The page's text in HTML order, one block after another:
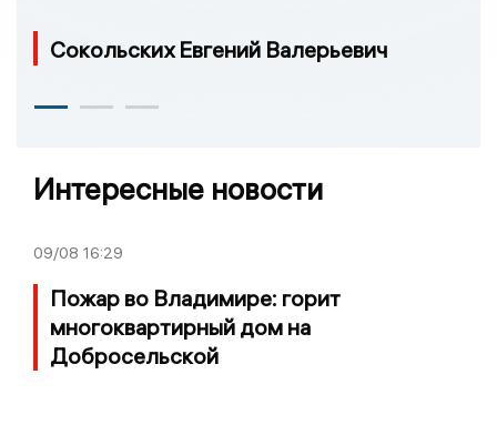
Сокольских Евгений Валерьевич
Интересные новости
09/08 16:29
Пожар во Владимире: горит
многоквартирный дом на
Добросельской